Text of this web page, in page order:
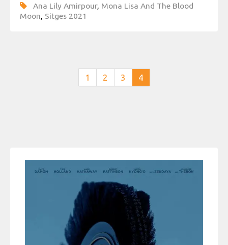
Ana Lily Amirpour, Mona Lisa And The Blood
Moon, Sitges 2021
1 2 3 4